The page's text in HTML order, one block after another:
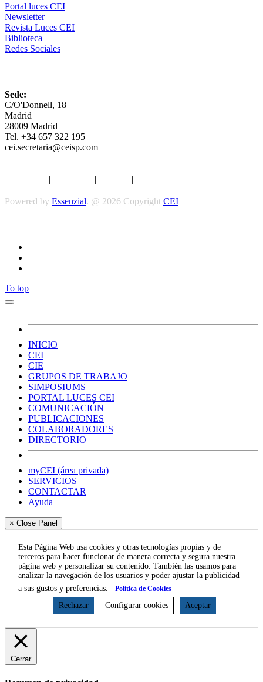
Portal luces CEI
Newsletter
Revista Luces CEI
Biblioteca
Redes Sociales
Sede:
C/O'Donnell, 18
Madrid
28009 Madrid
Tel. +34 657 322 195
cei.secretaria@ceisp.com
| | |
Powered by Essenzial. @ 2026 Copyright CEI
To top
INICIO
CEI
CIE
GRUPOS DE TRABAJO
SIMPOSIUMS
PORTAL LUCES CEI
COMUNICACIÓN
PUBLICACIONES
COLABORADORES
DIRECTORIO
myCEI (área privada)
SERVICIOS
CONTACTAR
Ayuda
× Close Panel
Esta Página Web usa cookies y otras tecnologías propias y de
terceros para hacer funcionar de manera correcta y segura nuestra
página web y personalizar su contenido. También las usamos para
analizar la navegación de los usuarios y poder ajustar la publicidad
a sus gustos y preferencias.
Política de Cookies
Rechazar Configurar cookies Aceptar
Cerrar